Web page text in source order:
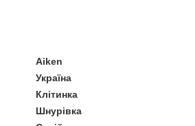
Aiken
Україна
Клітинка
Шнурівка